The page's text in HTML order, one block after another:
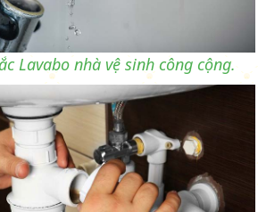
Lavabo nhà vệ sinh công cộng.